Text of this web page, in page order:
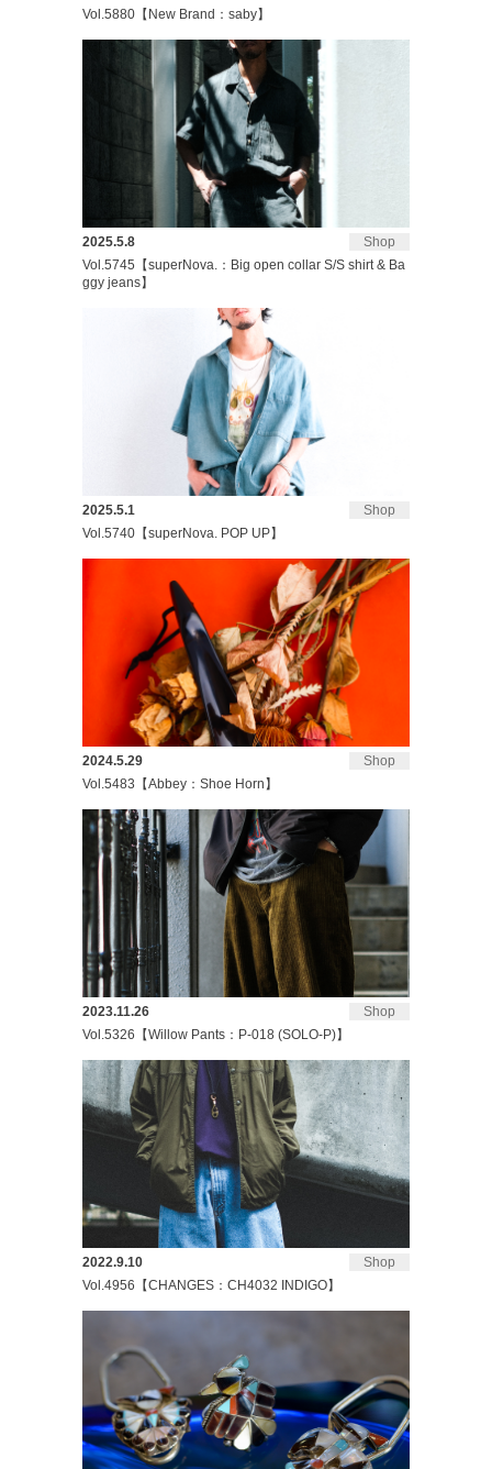
Vol.5880【New Brand：saby】
Shop
2025.5.8
Vol.5745【superNova.：Big open collar S/S shirt & Ba
ggy jeans】
Shop
2025.5.1
Vol.5740【superNova. POP UP】
Shop
2024.5.29
Vol.5483【Abbey：Shoe Horn】
Shop
2023.11.26
Vol.5326【Willow Pants：P-018 (SOLO-P)】
Shop
2022.9.10
Vol.4956【CHANGES：CH4032 INDIGO】